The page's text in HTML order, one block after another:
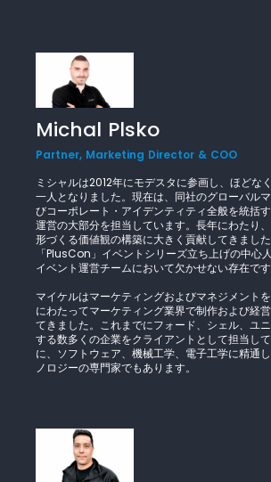
Michal Plsko
Partner, Marketing Director & COO
ミシャルは2012年にモデスタに参画し、ほどな
一人となりました。現在は、同社のグローバル
びコーポレート・アイデンティティ全般を統括
運営の大部分を担当しています。長年にわたり
形づくる価値観の構築に大きく貢献してきまし
「PlusCon」イベントシリーズ立ち上げの中心
イベント運営チームにおいて欠かせない存在です
マイケルはマーケティングおよびマネジメント
にわたってマーケティング業界で制作および経
てきました。これまでにフォード、シェル、ユ
する数多くの企業をクライアントとして担当し
に、ソフトウェア、機械工学、電子工学に精通
ノロジーの専門家でもあります。